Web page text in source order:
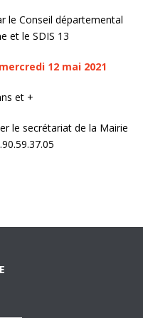
le Conseil départemental
et le SDIS 13
mercredi 12 mai 2021
et +
le secrétariat de la Mairie